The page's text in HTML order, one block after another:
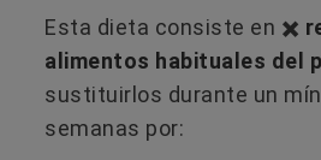
Esta dieta consiste en ✖️​
alimentos habituales del
sustituirlos durante un
semanas por: